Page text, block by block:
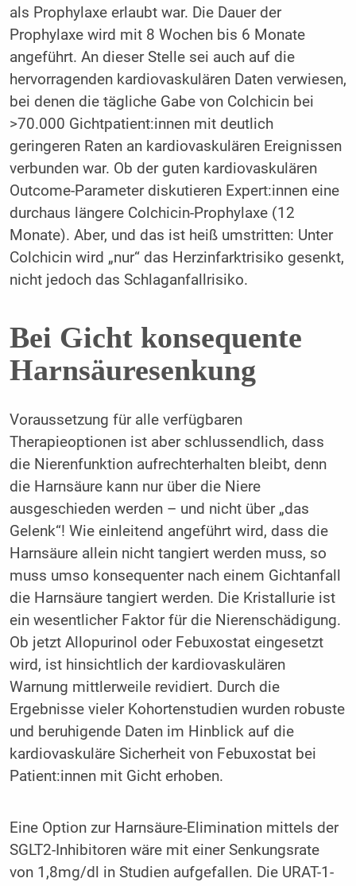
als Prophylaxe erlaubt war. Die Dauer der
Prophylaxe wird mit 8 Wochen bis 6 Monate
angeführt. An dieser Stelle sei auch auf die
hervorragenden kardiovaskulären Daten verwiesen,
bei denen die tägliche Gabe von Colchicin bei
>70.000 Gichtpatient:innen mit deutlich
geringeren Raten an kardiovaskulären Ereignissen
verbunden war. Ob der guten kardiovaskulären
Outcome-Parameter diskutieren Expert:innen eine
durchaus längere Colchicin-Prophylaxe (12
Monate). Aber, und das ist heiß umstritten: Unter
Colchicin wird „nur“ das Herzinfarktrisiko gesenkt,
nicht jedoch das Schlaganfallrisiko.
Bei Gicht konsequente
Harnsäuresenkung
Voraussetzung für alle verfügbaren
Therapieoptionen ist aber schlussendlich, dass
die Nierenfunktion aufrechterhalten bleibt, denn
die Harnsäure kann nur über die Niere
ausgeschieden werden – und nicht über „das
Gelenk“! Wie einleitend angeführt wird, dass die
Harnsäure allein nicht tangiert werden muss, so
muss umso konsequenter nach einem Gichtanfall
die Harnsäure tangiert werden. Die Kristallurie ist
ein wesentlicher Faktor für die Nierenschädigung.
Ob jetzt Allopurinol oder Febuxostat eingesetzt
wird, ist hinsichtlich der kardiovaskulären
Warnung mittlerweile revidiert. Durch die
Ergebnisse vieler Kohortenstudien wurden robuste
und beruhigende Daten im Hinblick auf die
kardiovaskuläre Sicherheit von Febuxostat bei
Patient:innen mit Gicht erhoben.
Eine Option zur Harnsäure-Elimination mittels der
SGLT2-Inhibitoren wäre mit einer Senkungsrate
von 1,8mg/dl in Studien aufgefallen. Die URAT-1-